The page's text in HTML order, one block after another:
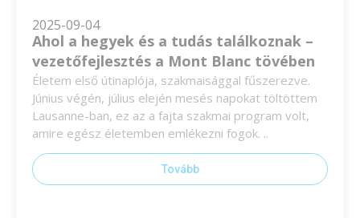
2025-09-04
Ahol a hegyek és a tudás találkoznak –
vezetőfejlesztés a Mont Blanc tövében
Életem első útinaplója, szakmaisággal fűszerezve.
Június végén, július elején mesés napokat töltöttem
Lausanne-ban, ez az a fajta szakmai program volt,
amire egész életemben emlékezni fogok. ..
Tovább